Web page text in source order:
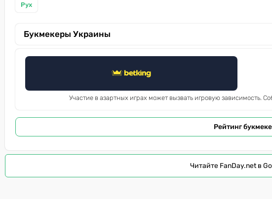
Рух
Букмекеры Украины
Участие в азартных играх может вызвать игровую зависимость.
Рейтинг
Читайте FanDay.net в